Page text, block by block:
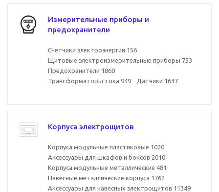
Измерительные приборы и
предохранители
Счетчики электроэнергии 156
Щитовые электроизмерительные приборы 753
Предохранители 1860
Трансформаторы тока 949 Датчики 1637
Корпуса электрощитов
Корпуса модульные пластиковые 1020
Аксессуары для шкафов и боксов 2010
Корпуса модульные металлические 481
Навесные металлические корпуса 1762
Аксессуары для навесных электрощитов 11349